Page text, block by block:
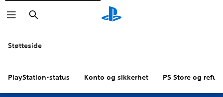
Søk
Støtteside
PlayStation-status Konto og sikkerhet PS Store og